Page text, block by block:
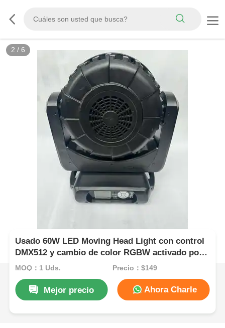
2 / 6
Usado 60W LED Moving Head Light con control
DMX512 y cambio de color RGBW activado por
sonido para iluminación de DJ
MOQ：1 Uds. Precio：$149
Mejor precio Ahora Charle